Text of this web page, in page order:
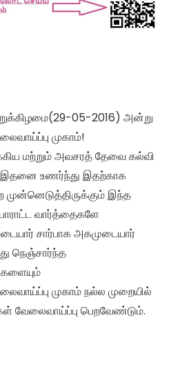
05-2016) அன்று
முகாம்!
மற்றும் அவசரத் தேவை கல்வி
உணர்ந்து இதற்காக
இந்த
வார்த்தைகளே
சார்பாக அகமுடையார்
நெஞ்சார்ந்த
முகாம் நல்ல முறையில்
வேலைவாய்ப்பு பெறவேண்டும்.